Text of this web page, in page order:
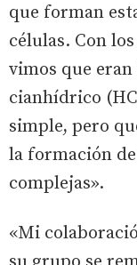
que forman
células. Con
vimos que
cianhídrico
simple, pero
la formación
complejas».
«Mi